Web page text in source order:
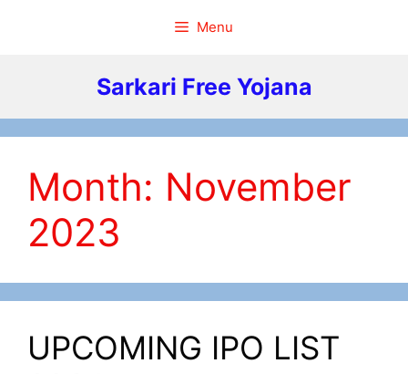
Menu
Sarkari Free Yojana
Month: November
2023
UPCOMING IPO LIST